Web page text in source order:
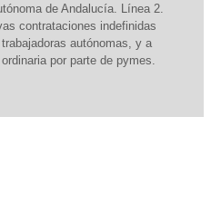
de Andalucía. Línea 2.
contrataciones indefinidas
autónomas, y a
por parte de pymes.